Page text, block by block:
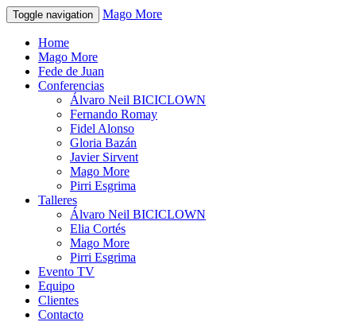
Toggle navigation Mago More
Home
Mago More
Fede de Juan
Conferencias
Álvaro Neil BICICLOWN
Fernando Romay
Fidel Alonso
Gloria Bazán
Javier Sirvent
Mago More
Pirri Esgrima
Talleres
Álvaro Neil BICICLOWN
Elia Cortés
Mago More
Pirri Esgrima
Evento TV
Equipo
Clientes
Contacto